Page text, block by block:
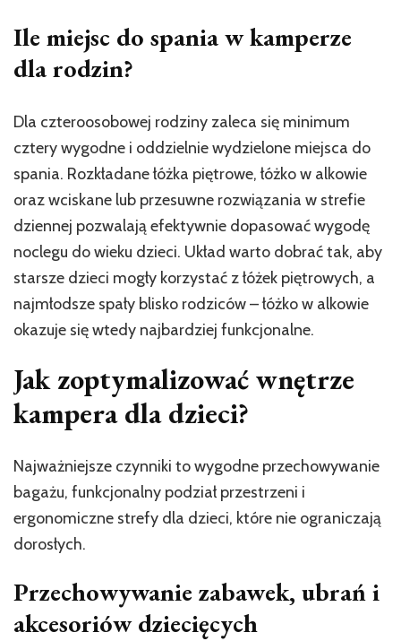
Ile miejsc do spania w kamperze
dla rodzin?
Dla czteroosobowej rodziny zaleca się minimum
cztery wygodne i oddzielnie wydzielone miejsca do
spania. Rozkładane łóżka piętrowe, łóżko w alkowie
oraz wciskane lub przesuwne rozwiązania w strefie
dziennej pozwalają efektywnie dopasować wygodę
noclegu do wieku dzieci. Układ warto dobrać tak, aby
starsze dzieci mogły korzystać z łóżek piętrowych, a
najmłodsze spały blisko rodziców – łóżko w alkowie
okazuje się wtedy najbardziej funkcjonalne.
Jak zoptymalizować wnętrze
kampera dla dzieci?
Najważniejsze czynniki to wygodne przechowywanie
bagażu, funkcjonalny podział przestrzeni i
ergonomiczne strefy dla dzieci, które nie ograniczają
dorosłych.
Przechowywanie zabawek, ubrań i
akcesoriów dziecięcych